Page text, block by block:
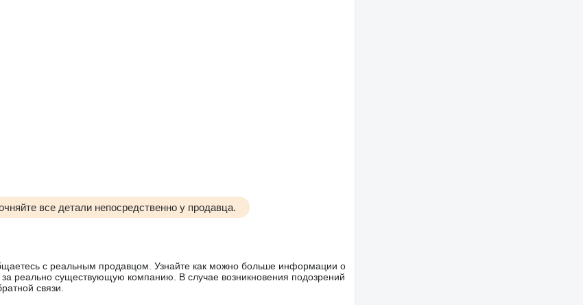
все детали непосредственно у продавца.
с реальным продавцом. Узнайте как можно больше информации о
реально существующую компанию. В случае возникновения подозрений
связи.